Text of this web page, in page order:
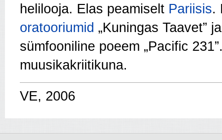
helilooja. Elas peamiselt Pariisis.
oratooriumid „Kuningas Taavet”
sümfooniline poeem „Pacific
muusikakriitikuna.
VE, 2006